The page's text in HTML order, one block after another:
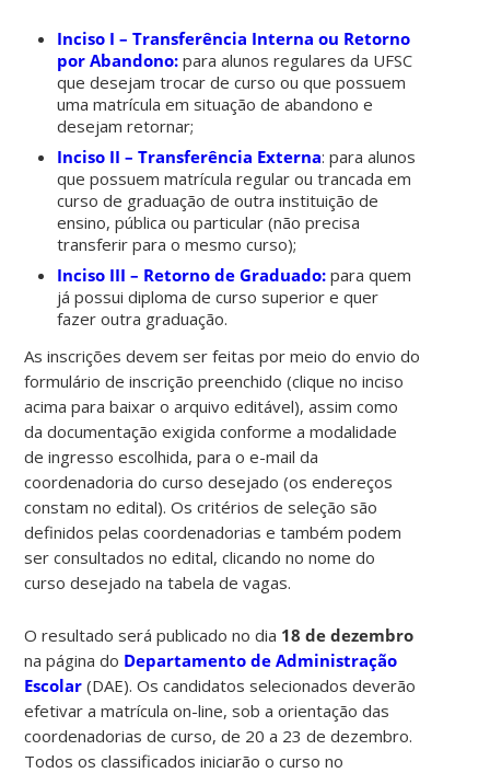
Inciso I – Transferência Interna ou Retorno
por Abandono: para alunos regulares da UFSC
que desejam trocar de curso ou que possuem
uma matrícula em situação de abandono e
desejam retornar;
Inciso II – Transferência Externa: para alunos
que possuem matrícula regular ou trancada em
curso de graduação de outra instituição de
ensino, pública ou particular (não precisa
transferir para o mesmo curso);
Inciso III – Retorno de Graduado: para quem
já possui diploma de curso superior e quer
fazer outra graduação.
As inscrições devem ser feitas por meio do envio do
formulário de inscrição preenchido (clique no inciso
acima para baixar o arquivo editável), assim como
da documentação exigida conforme a modalidade
de ingresso escolhida, para o e-mail da
coordenadoria do curso desejado (os endereços
constam no edital). Os critérios de seleção são
definidos pelas coordenadorias e também podem
ser consultados no edital, clicando no nome do
curso desejado na tabela de vagas.
O resultado será publicado no dia 18 de dezembro
na página do Departamento de Administração
Escolar (DAE). Os candidatos selecionados deverão
efetivar a matrícula on-line, sob a orientação das
coordenadorias de curso, de 20 a 23 de dezembro.
Todos os classificados iniciarão o curso no